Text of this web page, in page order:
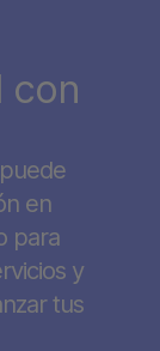
con
en
para
y
tus